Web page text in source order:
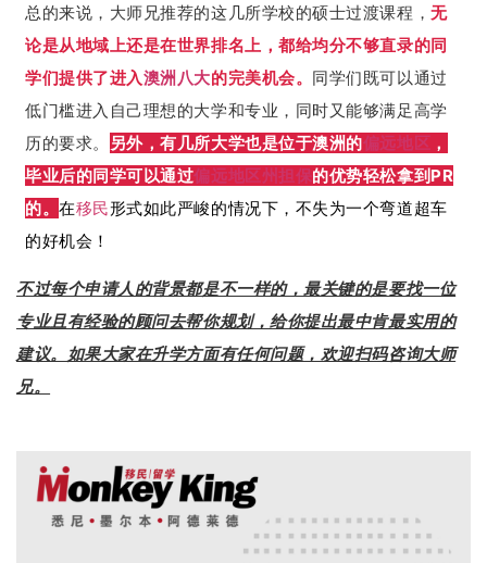
总的来说，大师兄推荐的这几所学校的硕士过渡课程，无
论是从地域上还是在世界排名上，都给均分不够直录的同
学们提供了进入澳洲八大的完美机会。 同学们既可以通过
低门槛进入自己理想的大学和专业，同时又能够满足高学
历的要求。
另外，有几所大学也是位于澳洲的偏远地区 ，
毕业后的同学可以通过偏远地区州担保的优势轻松拿到PR
的。在移民形式如此严峻的情况下，不失为一个弯道超车
的好机会！
不过每个申请人的背景都是不一样的，最关键的是要找一位
专业且有经验的顾问去帮你规划，给你提出最中肯最实用的
建议。如果大家在升学方面有任何问题，欢迎扫码咨询大师
兄。